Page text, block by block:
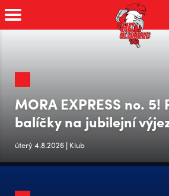
MORA EXPRESS no.
balíčky na jubilejní
úterý 4.8.2026 | Klub